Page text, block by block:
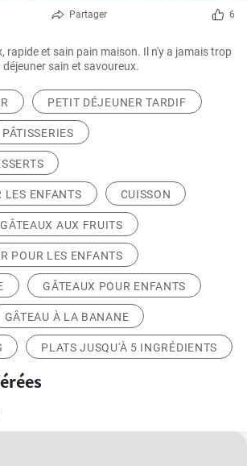
Partager 6
rapide et sain pain maison. Il n'y a jamais trop
sain et savoureux.
PETIT DÉJEUNER TARDIF
PÂTISSERIES
LES ENFANTS CUISSON
GÂTEAUX AUX FRUITS
POUR LES ENFANTS
GÂTEAUX POUR ENFANTS
GÂTEAU À LA BANANE
PLATS JUSQU'À 5 INGRÉDIENTS